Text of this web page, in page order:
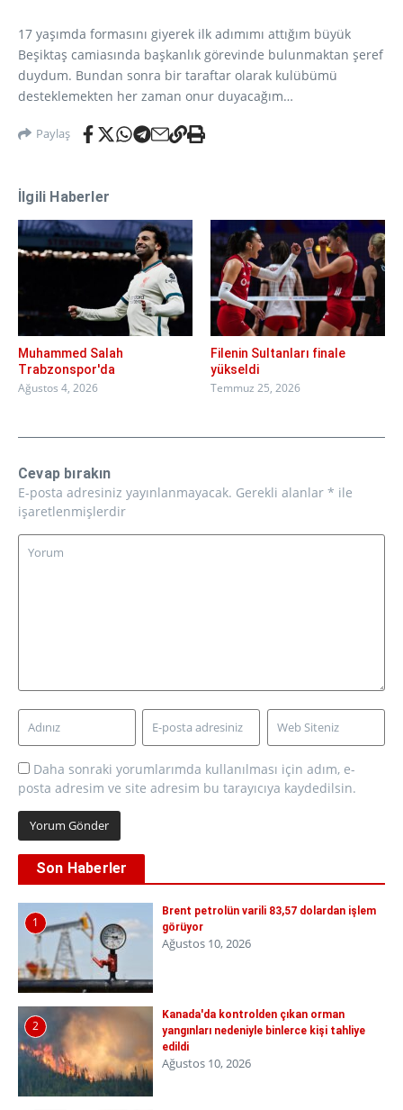
17 yaşımda formasını giyerek ilk adımımı attığım büyük
Beşiktaş camiasında başkanlık görevinde bulunmaktan şeref
duydum. Bundan sonra bir taraftar olarak kulübümü
desteklemekten her zaman onur duyacağım…
Paylaş
İlgili Haberler
Muhammed Salah
Trabzonspor'da
Ağustos 4, 2026
Filenin Sultanları finale
yükseldi
Temmuz 25, 2026
Cevap bırakın
E-posta adresiniz yayınlanmayacak. Gerekli alanlar * ile
işaretlenmişlerdir
Daha sonraki yorumlarımda kullanılması için adım, e-
posta adresim ve site adresim bu tarayıcıya kaydedilsin.
Son Haberler
1
Brent petrolün varili 83,57 dolardan işlem
görüyor
Ağustos 10, 2026
2
Kanada'da kontrolden çıkan orman
yangınları nedeniyle binlerce kişi tahliye
edildi
Ağustos 10, 2026